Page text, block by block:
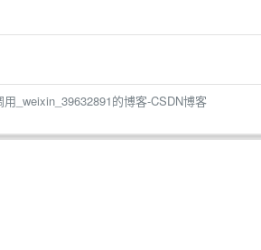
_weixin_39632891的博客-CSDN博客